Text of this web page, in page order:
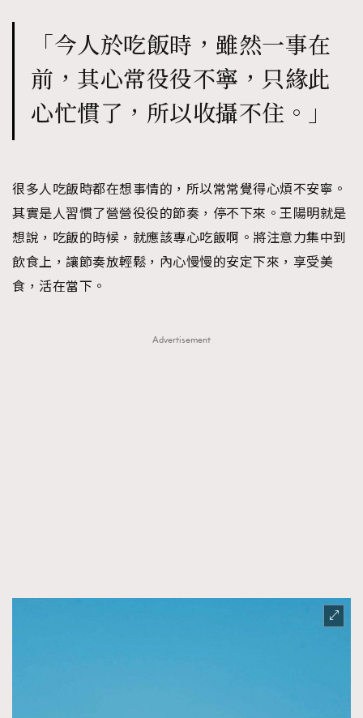
「今人於吃飯時，雖然一事在
前，其心常役役不寧，只緣此
心忙慣了，所以收攝不住。」
很多人吃飯時都在想事情的，所以常常覺得心煩不安寧。
其實是人習慣了營營役役的節奏，停不下來。王陽明就是
想說，吃飯的時候，就應該專心吃飯啊。將注意力集中到
飲食上，讓節奏放輕鬆，內心慢慢的安定下來，享受美
食，活在當下。
Advertisement